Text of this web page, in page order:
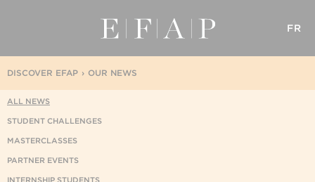
FR
OUR NEWS
DISCOVER EFAP
ALL NEWS
STUDENT CHALLENGES
MASTERCLASSES
PARTNER EVENTS
INTERNSHIP STUDENTS